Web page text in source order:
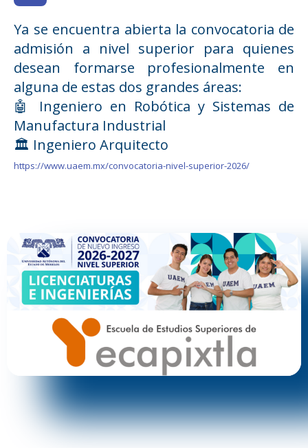
Ya se encuentra abierta la convocatoria de
admisión a nivel superior para quienes
desean formarse profesionalmente en
alguna de estas dos grandes áreas:
🤖 Ingeniero en Robótica y Sistemas de
Manufactura Industrial
🏛️ Ingeniero Arquitecto
https://www.uaem.mx/convocatoria-nivel-superior-2026/